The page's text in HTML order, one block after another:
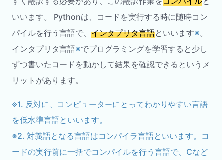
いいます。 Pythonは、コードを実行する時に随時コン
パイルを行う言語で、 インタプリタ言語といいます※。
インタプリタ言語※でプログラミングを学習すると少し
ずつ書いたコードを動かして結果を確認できるというメ
リットがあります。
※1. 反対に、コンピューターにとってわかりやすい言語
を低水準言語といいます。
※2. 対義語となる言語はコンパイラ言語といいます。コ
ードの実行前に一括でコンパイルを行う言語で、Cなど